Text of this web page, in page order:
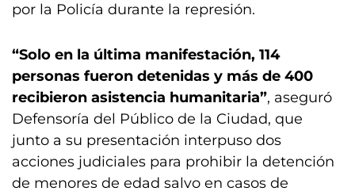
por la Policía durante la represión.
“Solo en la última manifestación, 114
personas fueron detenidas y más de 400
recibieron asistencia humanitaria”, aseguró
Defensoría del Público de la Ciudad, que
junto a su presentación interpuso dos
acciones judiciales para prohibir la detención
de menores de edad salvo en casos de